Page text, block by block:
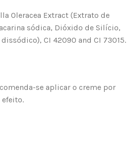
Oleracea Extract (Extrato de
sódica, Dióxido de Silício,
CI 42090 and CI 73015.
se aplicar o creme por